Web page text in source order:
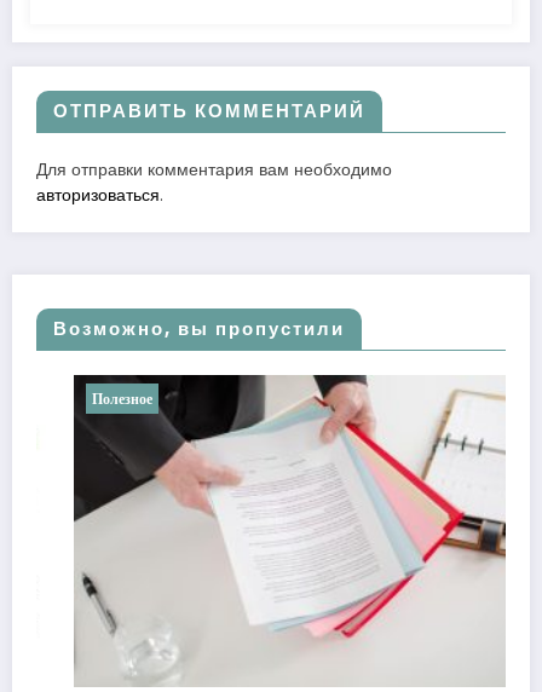
ОТПРАВИТЬ КОММЕНТАРИЙ
Для отправки комментария вам необходимо
авторизоваться.
Возможно, вы пропустили
Полезное